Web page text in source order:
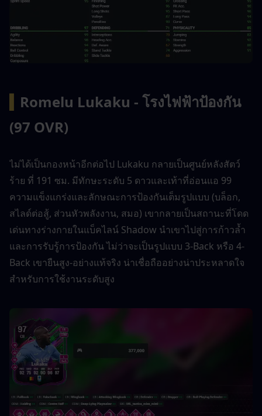
Romelu Lukaku - โรงไฟฟ้าป้องกัน
(97 OVR)
ไม่ได้เป็นกองหน้าอีกต่อไป Lukaku กลายเป็นศูนย์หลังสัตว์
ร้าย ที่ 191 ซม. มีทักษะระดับ 5 ดาวและเท้าที่อ่อนแอ 99
ความแข็งแกร่งและลักษณะการป้องกันเต็มรูปแบบ (บล็อก,
สไลด์ต่อสู้, ส่วนหัวพลังงาน, สมอ) เขากลายเป็นสถานะที่โดด
เด่นทางร่างกายในแบ็คไลน์ Shadow นำเขาไปสู่การก้าวล้ำ
และการรับรู้การป้องกัน ไม่ว่าจะเป็นรูปแบบ 3-Back หรือ 4-
Back เขายืนสูง-อย่างแท้จริง น่าเชื่อถืออย่างน่าประหลาดใจ
สำหรับการใช้งานระดับสูง